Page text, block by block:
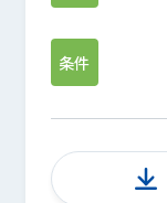
条件